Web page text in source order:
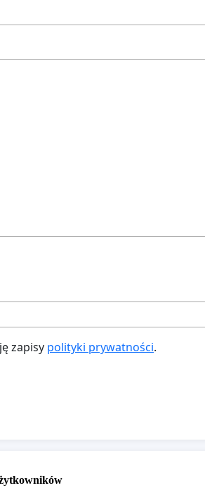
zapisy polityki prywatności.